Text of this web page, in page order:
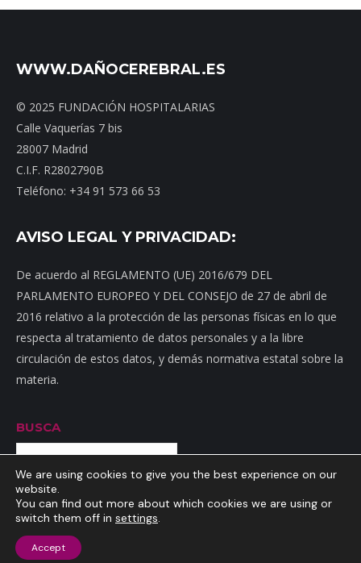
WWW.DAÑOCEREBRAL.ES
© 2025 FUNDACIÓN HOSPITALARIAS
Calle Vaquerías 7 bis
28007 Madrid
C.I.F. R2802790B
Teléfono: +34 91 573 66 53
AVISO LEGAL Y PRIVACIDAD:
De acuerdo al REGLAMENTO (UE) 2016/679 DEL
PARLAMENTO EUROPEO Y DEL CONSEJO de 27 de abril de
2016 relativo a la protección de las personas físicas en lo que
respecta al tratamiento de datos personales y a la libre
circulación de estos datos, y demás normativa estatal sobre la
materia.
BUSCA
Buscar
Inicio Mapa web
de privacidad
We are using cookies to give you the best experience on our
website.
You can find out more about which cookies we are using or
switch them off in settings.
Accept